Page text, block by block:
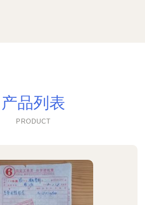
产品列表
PRODUCT